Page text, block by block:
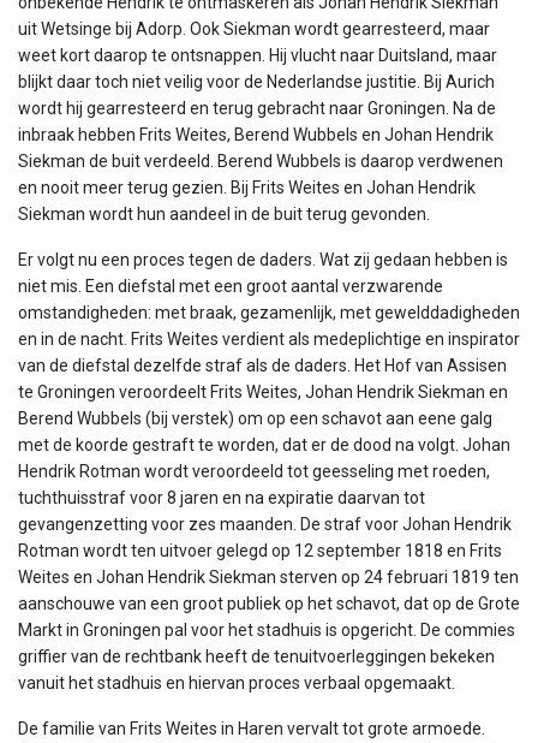
uit Wetsinge bij Adorp. Ook Siekman wordt gearresteerd, maar
weet kort daarop te ontsnappen. Hij vlucht naar Duitsland, maar
blijkt daar toch niet veilig voor de Nederlandse justitie. Bij Aurich
wordt hij gearresteerd en terug gebracht naar Groningen. Na de
inbraak hebben Frits Weites, Berend Wubbels en Johan Hendrik
Siekman de buit verdeeld. Berend Wubbels is daarop verdwenen
en nooit meer terug gezien. Bij Frits Weites en Johan Hendrik
Siekman wordt hun aandeel in de buit terug gevonden.
Er volgt nu een proces tegen de daders. Wat zij gedaan hebben is
niet mis. Een diefstal met een groot aantal verzwarende
omstandigheden: met braak, gezamenlijk, met gewelddadigheden
en in de nacht. Frits Weites verdient als medeplichtige en inspirator
van de diefstal dezelfde straf als de daders. Het Hof van Assisen
te Groningen veroordeelt Frits Weites, Johan Hendrik Siekman en
Berend Wubbels (bij verstek) om op een schavot aan eene galg
met de koorde gestraft te worden, dat er de dood na volgt. Johan
Hendrik Rotman wordt veroordeeld tot geesseling met roeden,
tuchthuisstraf voor 8 jaren en na expiratie daarvan tot
gevangenzetting voor zes maanden. De straf voor Johan Hendrik
Rotman wordt ten uitvoer gelegd op 12 september 1818 en Frits
Weites en Johan Hendrik Siekman sterven op 24 februari 1819 ten
aanschouwe van een groot publiek op het schavot, dat op de Grote
Markt in Groningen pal voor het stadhuis is opgericht. De commies
griffier van de rechtbank heeft de tenuitvoerleggingen bekeken
vanuit het stadhuis en hiervan proces verbaal opgemaakt.
De familie van Frits Weites in Haren vervalt tot grote armoede.